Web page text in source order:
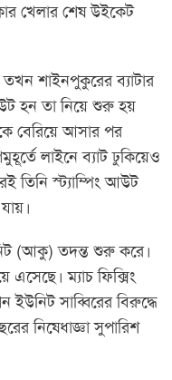
খেলার শেষ উইকেট
শাইনপুকুরের ব্যাটার
হন তা নিয়ে শুরু হয়
বেরিয়ে আসার পর
লাইনে ব্যাট ঢুকিয়েও
তিনি স্ট্যাম্পিং আউট
(আকু) তদন্ত শুরু করে।
এসেছে। ম্যাচ ফিক্সিং
ইউনিট সাব্বিরের বিরুদ্ধে
নিষেধাজ্ঞা সুপারিশ